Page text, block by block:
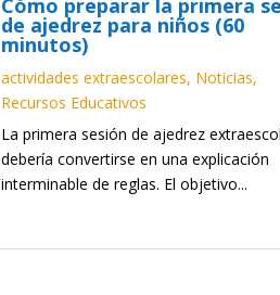
de ajedrez para niños (60
minutos)
actividades extraescolares, Noticias,
Recursos Educativos
La primera sesión de ajedrez
debería convertirse en una explicación
interminable de reglas. El objetivo...